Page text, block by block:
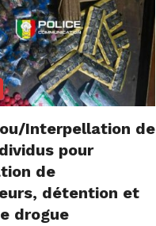
Interpellation de
pour
de
détention et
drogue